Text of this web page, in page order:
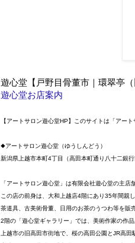
遊心堂【戸野目骨董市｜環翠亭
遊心堂お店案内
【アートサロン遊心堂HP】このサイトは「アー
◆アートサロン遊心堂（ゆうしんどう）
新潟県上越市本町4丁目（高田本町通り八十二銀行
「アートサロン遊心堂」は有限会社遊心堂の主店
この店の前身は、大和上越店4階にあり35年間親
茶道具、古美術骨董、日用のお茶のうつわ等を販
2階の「遊心堂ギャラリー」では、美術作家の作
上越市の旧高田市街地で、桜の高田公園とJR高田